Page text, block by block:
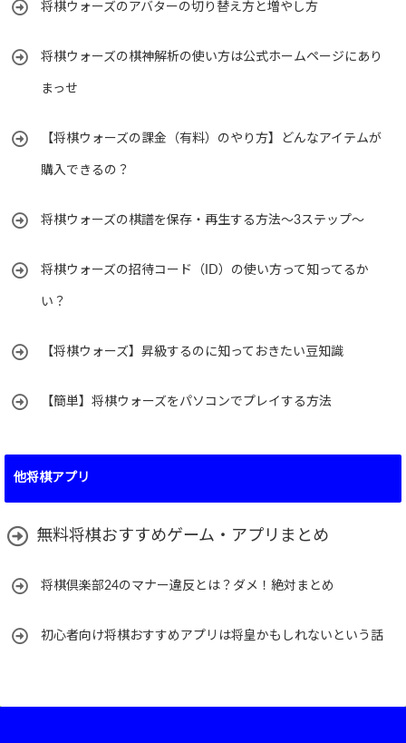
将棋ウォーズのアバターの切り替え方と増やし方
将棋ウォーズの棋神解析の使い方は公式ホームページにあり
まっせ
【将棋ウォーズの課金（有料）のやり方】どんなアイテムが
購入できるの？
将棋ウォーズの棋譜を保存・再生する方法～3ステップ～
将棋ウォーズの招待コード（ID）の使い方って知ってるか
い？
【将棋ウォーズ】昇級するのに知っておきたい豆知識
【簡単】将棋ウォーズをパソコンでプレイする方法
他将棋アプリ
無料将棋おすすめゲーム・アプリまとめ
将棋倶楽部24のマナー違反とは？ダメ！絶対まとめ
初心者向け将棋おすすめアプリは将皇かもしれないという話